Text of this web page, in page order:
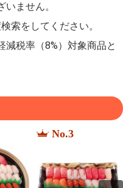
ません。
索をしてください。
減税率（8%）対象商品と
No.3